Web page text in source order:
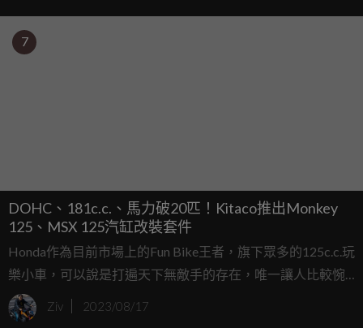
7
DOHC、181c.c.、馬力破20匹！Kitaco推出Monkey
125、MSX 125汽缸改裝套件
Honda作為目前市場上的Fun Bike王者，旗下眾多的125c.c.玩
樂小車，可以說是打遍天下無敵手的存在，唯一讓人比較惋
惜的部分，就是這顆125c.c.引擎的動力表現，比較難滿足熱
血派的騎士，對此日本改裝品牌Kitaco就要來幫大家解決這
Ziv 2023/08/17